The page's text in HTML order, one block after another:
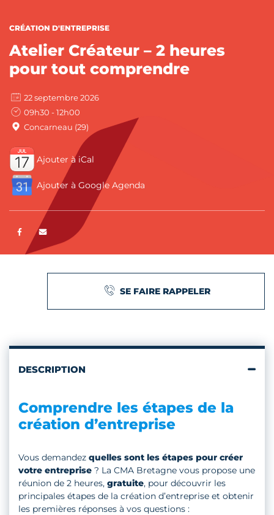
CATÉGORIES :
CRÉATION D'ENTREPRISE
Atelier Créateur – 2 heures
pour tout comprendre
22 septembre 2026
09h30 - 12h00
Concarneau (29)
Ajouter à iCal
Ajouter à Google Agenda
Partager sur Facebook
ENVOYER PAR E-MAIL
SE FAIRE RAPPELER
DESCRIPTION
Comprendre les étapes de la
création d’entreprise
Vous demandez quelles sont les étapes pour créer
votre entreprise ? La CMA Bretagne vous propose une
réunion de 2 heures, gratuite, pour découvrir les
principales étapes de la création d’entreprise et obtenir
les premières réponses à vos questions :